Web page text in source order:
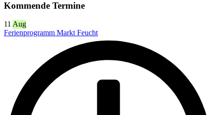
Kommende Termine
11 Aug
Ferienprogramm Markt Feucht